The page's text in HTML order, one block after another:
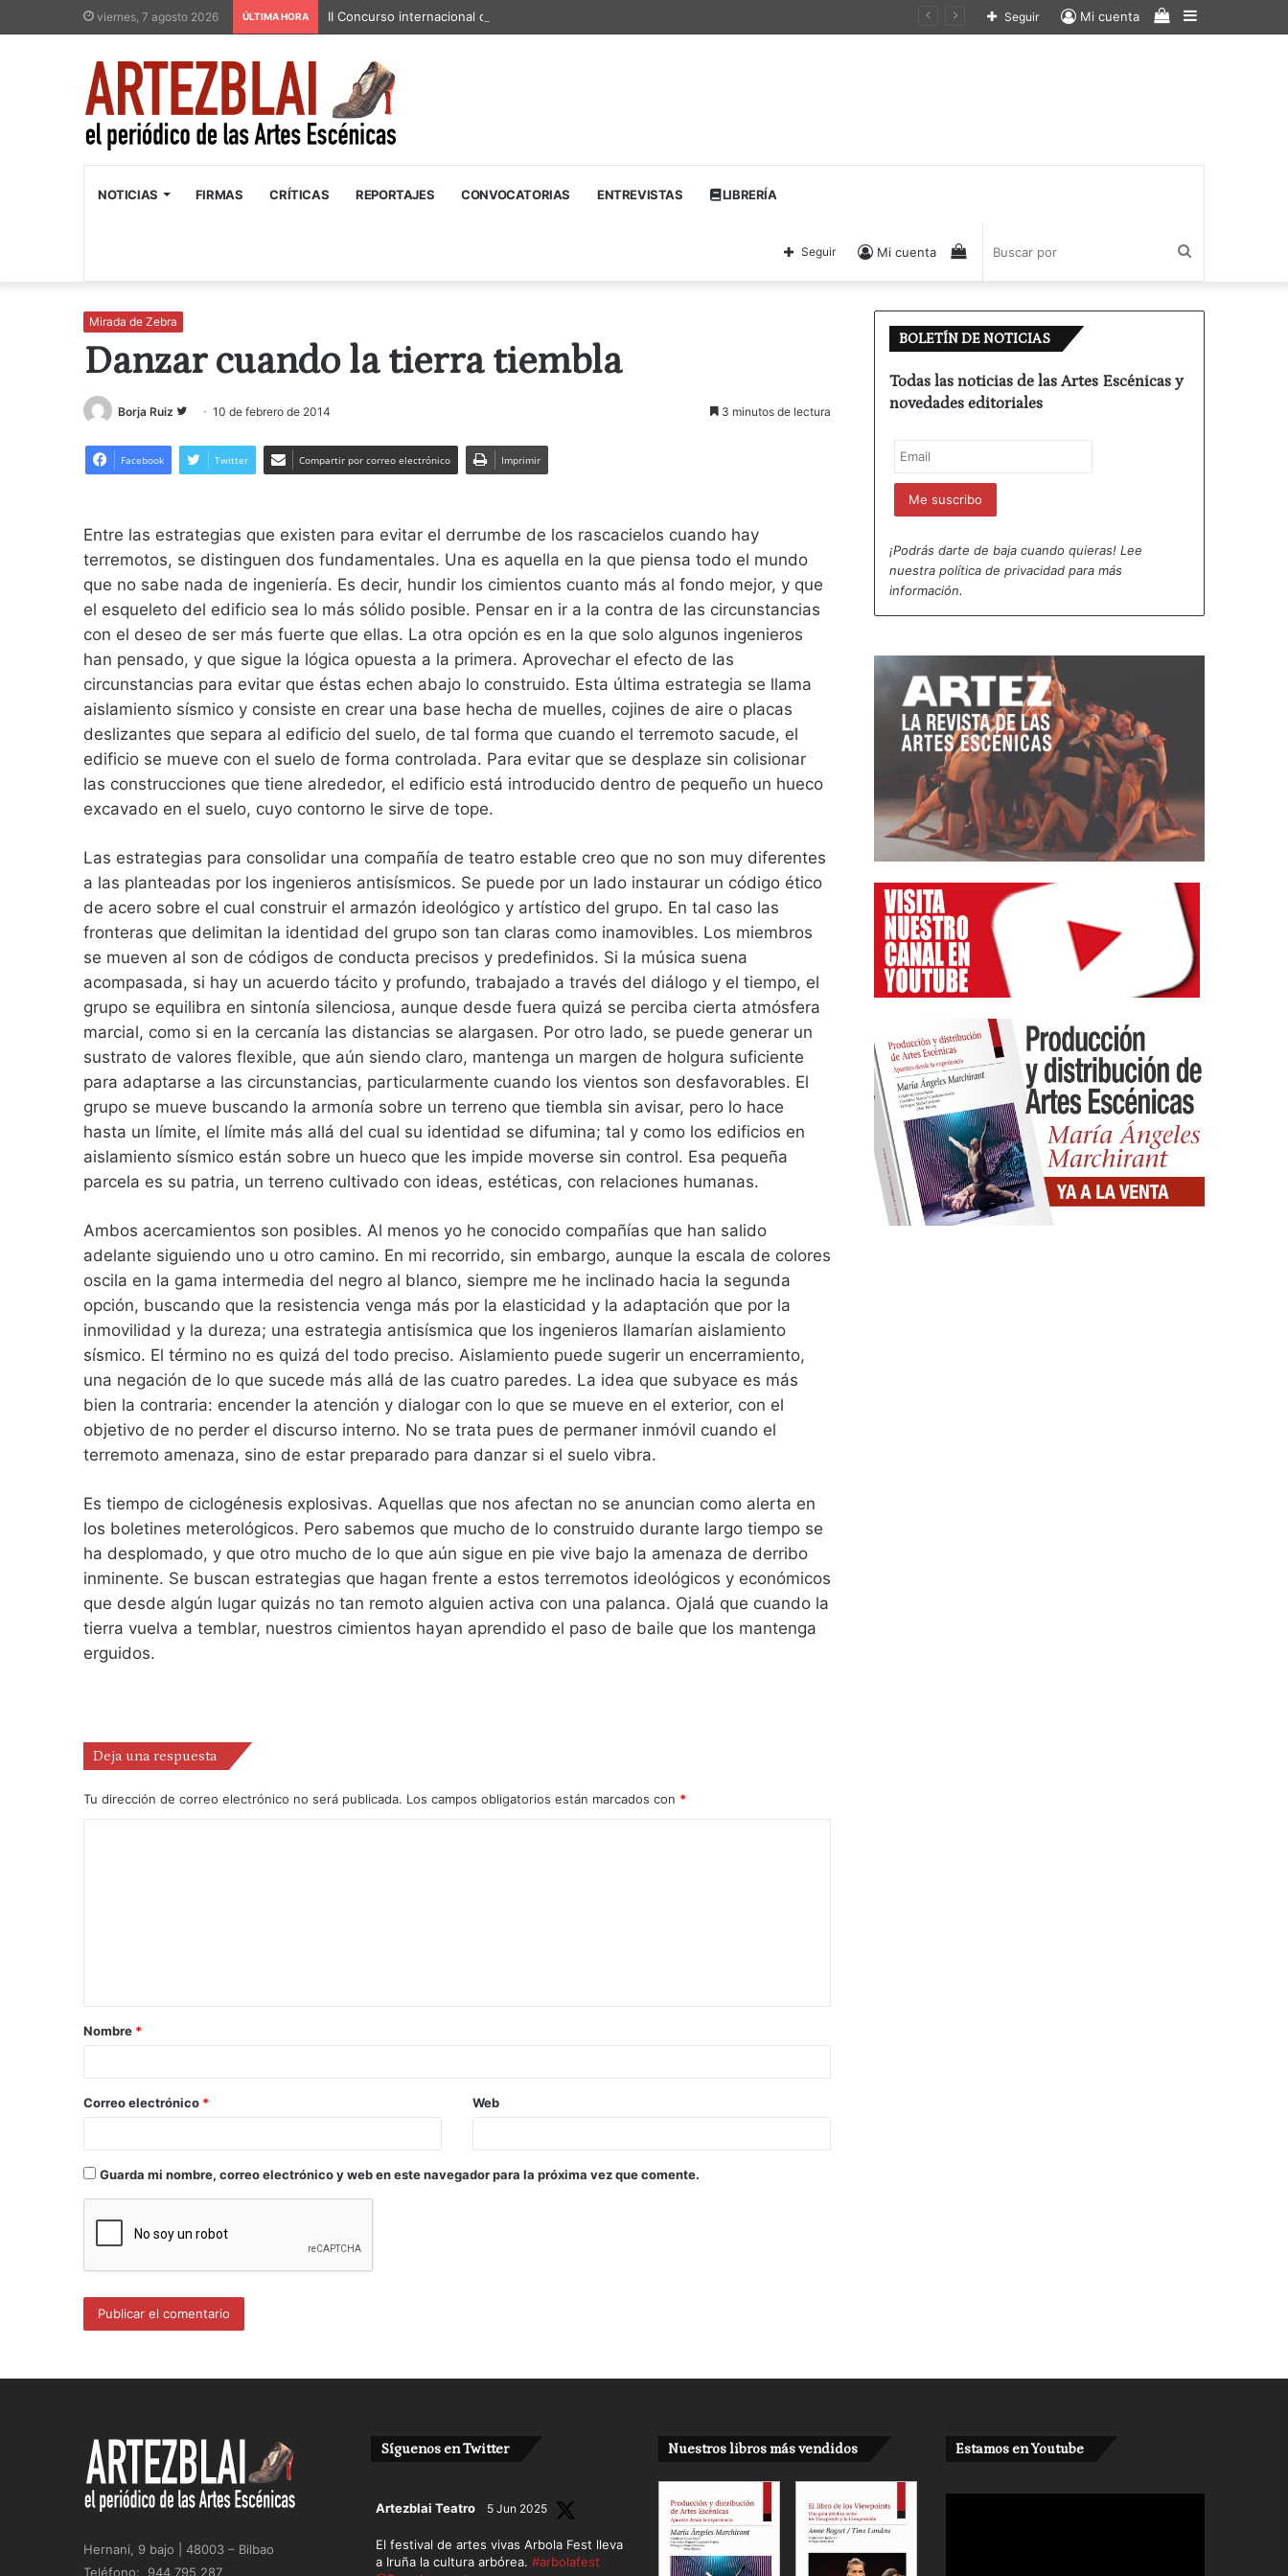
viernes, 7 agosto 2026 ÚLTIMA HORA II Concurso internacional de textos teatrales
Barra
Ver
Mi cuenta
Seguir
NOTICIAS FIRMAS CRÍTICAS REPORTAJES CONVOCATORIAS ENTREVISTAS LIBRERÍA
por
Ver
carrito
Mi cuenta
Seguir
Mirada de Zebra
Danzar cuando la tierra tiembla
Borja Ruiz
Follow
Twitter
10 de febrero de 2014 3 minutos de lectura
Facebook Twitter Compartir por correo electrónico Imprimir
Entre las estrategias que existen para evitar el derrumbe de los rascacielos cuando hay
terremotos, se distinguen dos fundamentales. Una es aquella en la que piensa todo el mundo
que no sabe nada de ingeniería. Es decir, hundir los cimientos cuanto más al fondo mejor, y que
el esqueleto del edificio sea lo más sólido posible. Pensar en ir a la contra de las circunstancias
con el deseo de ser más fuerte que ellas. La otra opción es en la que solo algunos ingenieros
han pensado, y que sigue la lógica opuesta a la primera. Aprovechar el efecto de las
circunstancias para evitar que éstas echen abajo lo construido. Esta última estrategia se llama
aislamiento sísmico y consiste en crear una base hecha de muelles, cojines de aire o placas
deslizantes que separa al edificio del suelo, de tal forma que cuando el terremoto sacude, el
edificio se mueve con el suelo de forma controlada. Para evitar que se desplaze sin colisionar
las construcciones que tiene alrededor, el edificio está introducido dentro de pequeño un hueco
excavado en el suelo, cuyo contorno le sirve de tope.
Las estrategias para consolidar una compañía de teatro estable creo que no son muy diferentes
a las planteadas por los ingenieros antisísmicos. Se puede por un lado instaurar un código ético
de acero sobre el cual construir el armazón ideológico y artístico del grupo. En tal caso las
fronteras que delimitan la identidad del grupo son tan claras como inamovibles. Los miembros
se mueven al son de códigos de conducta precisos y predefinidos. Si la música suena
acompasada, si hay un acuerdo tácito y profundo, trabajado a través del diálogo y el tiempo, el
grupo se equilibra en sintonía silenciosa, aunque desde fuera quizá se perciba cierta atmósfera
marcial, como si en la cercanía las distancias se alargasen. Por otro lado, se puede generar un
sustrato de valores flexible, que aún siendo claro, mantenga un margen de holgura suficiente
para adaptarse a las circunstancias, particularmente cuando los vientos son desfavorables. El
grupo se mueve buscando la armonía sobre un terreno que tiembla sin avisar, pero lo hace
hasta un límite, el límite más allá del cual su identidad se difumina; tal y como los edificios en
aislamiento sísmico están sobre un hueco que les impide moverse sin control. Esa pequeña
parcela es su patria, un terreno cultivado con ideas, estéticas, con relaciones humanas.
Ambos acercamientos son posibles. Al menos yo he conocido compañías que han salido
adelante siguiendo uno u otro camino. En mi recorrido, sin embargo, aunque la escala de colores
oscila en la gama intermedia del negro al blanco, siempre me he inclinado hacia la segunda
opción, buscando que la resistencia venga más por la elasticidad y la adaptación que por la
inmovilidad y la dureza; una estrategia antisísmica que los ingenieros llamarían aislamiento
sísmico. El término no es quizá del todo preciso. Aislamiento puede sugerir un encerramiento,
una negación de lo que sucede más allá de las cuatro paredes. La idea que subyace es más
bien la contraria: encender la atención y dialogar con lo que se mueve en el exterior, con el
objetivo de no perder el discurso interno. No se trata pues de permaner inmóvil cuando el
terremoto amenaza, sino de estar preparado para danzar si el suelo vibra.
Es tiempo de ciclogénesis explosivas. Aquellas que nos afectan no se anuncian como alerta en
los boletines meterológicos. Pero sabemos que mucho de lo construido durante largo tiempo se
ha desplomado, y que otro mucho de lo que aún sigue en pie vive bajo la amenaza de derribo
inminente. Se buscan estrategias que hagan frente a estos terremotos ideológicos y económicos
que desde algún lugar quizás no tan remoto alguien activa con una palanca. Ojalá que cuando la
tierra vuelva a temblar, nuestros cimientos hayan aprendido el paso de baile que los mantenga
erguidos.
Deja una respuesta
Tu dirección de correo electrónico no será publicada. Los campos obligatorios están marcados con *
Nombre *
Correo electrónico * Web
Guarda mi nombre, correo electrónico y web en este navegador para la próxima vez que comente.
BOLETÍN DE NOTICIAS
Todas las noticias de las Artes Escénicas y
novedades editoriales
¡Podrás darte de baja cuando quieras! Lee
nuestrapolítica de privacidad para más
información.
Hernani, 9 bajo | 48003 – Bilbao
Teléfono: 944 795 287
Síguenos en Twitter
Artezblai Teatro 5 Jun 2025
El festival de artes vivas Arbola Fest lleva
a Iruña la cultura arbórea. #arbolafest
Nuestros libros más vendidos Estamos en Youtube